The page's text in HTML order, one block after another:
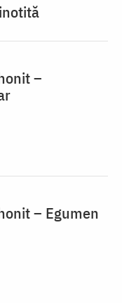
–
– Egumen